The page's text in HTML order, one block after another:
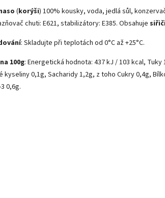
(korýši) 100% kousky, voda, jedlá sůl,
chuti: E621, stabilizátory: E385. Obsahuje
: Skladujte při teplotách od 0°C až +25°C.
100g: Energetická hodnota: 437 kJ / 103 kcal, Tuky
kyseliny 0,1g, Sacharidy 1,2g, z toho Cukry 0,4g,
0,6g.